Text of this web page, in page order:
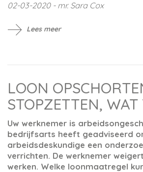
02-03-2020 - mr. Sara Cox
Lees meer
LOON
STOPZETTEN,
Uw werknemer is
bedrijfsarts heeft geadviseerd
arbeidsdeskundige een
verrichten. De werknemer
werken. Welke loonmaatregel